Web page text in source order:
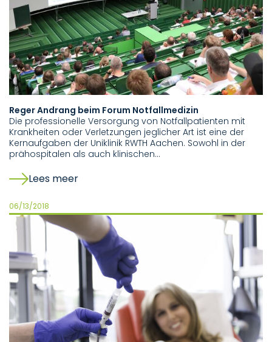
Reger Andrang beim Forum Notfallmedizin
Die professionelle Versorgung von Notfallpatienten mit
Krankheiten oder Verletzungen jeglicher Art ist eine der
Kernaufgaben der Uniklinik RWTH Aachen. Sowohl in der
prähospitalen als auch klinischen…
Lees meer
06/13/2018